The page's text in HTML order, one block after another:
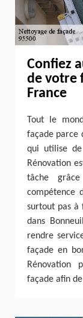
Confiez
de votre
France
Tout le
façade parce
qui utilise de
Rénovation
tâche
compétence
surtout pas à
dans
rendre
façade en
Rénovation
façade afin